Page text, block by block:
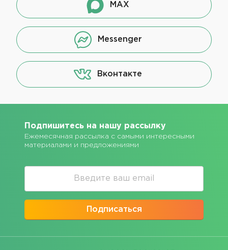
MAX
Messenger
Вконтакте
Подпишитесь на нашу рассылку
Ежемесячная рассылка с самыми интересными
материалами и предложениями
Подписаться